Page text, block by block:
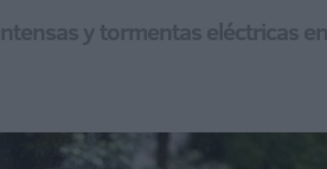
y tormentas eléctricas